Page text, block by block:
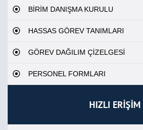
BİRİM DANIŞMA KURULU
HASSAS GÖREV TANIMLARI
GÖREV DAĞILIM ÇİZELGESİ
PERSONEL FORMLARI
HIZLI ERİŞİM